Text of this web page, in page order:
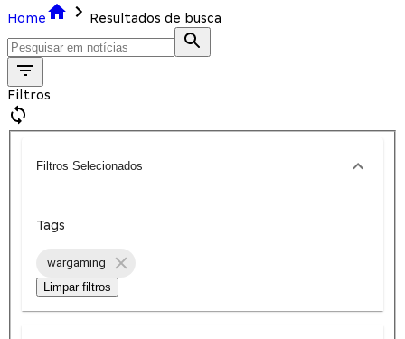
Home
Resultados de busca
Filtros
Filtros Selecionados
Tags
wargaming
Limpar filtros